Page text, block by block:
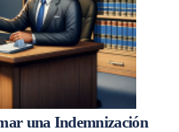
una Indemnización